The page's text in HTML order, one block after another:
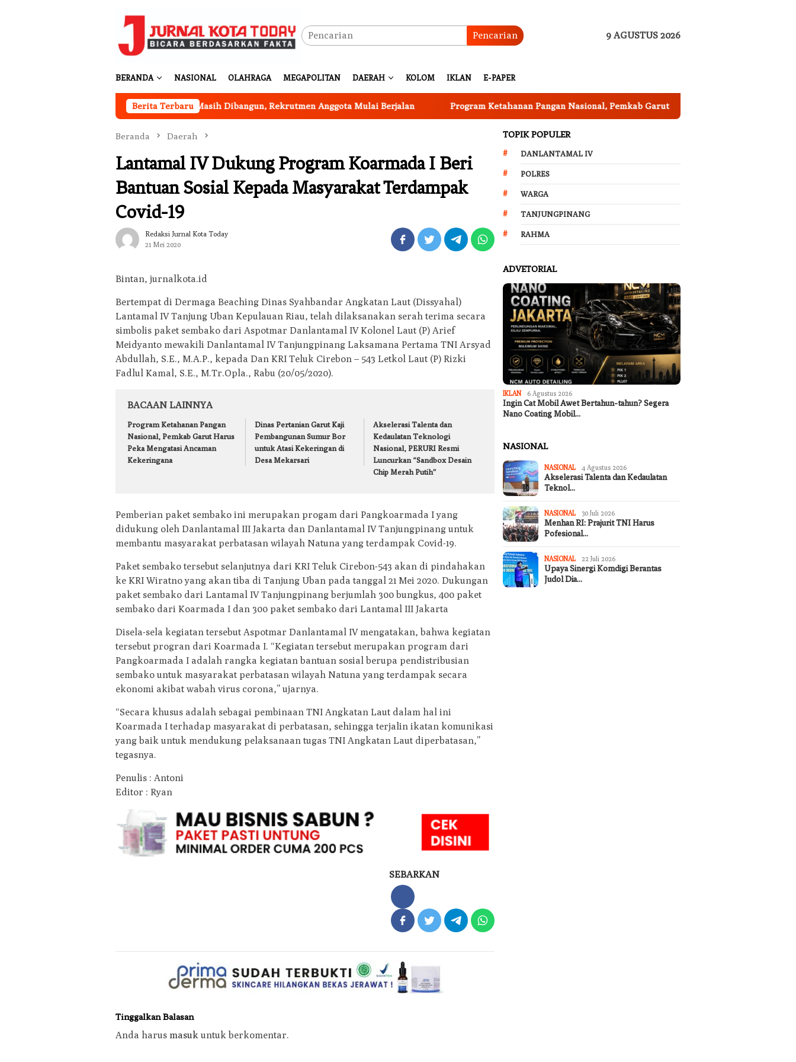
Pencarian 9 AGUSTUS 2026
BERANDA NASIONAL OLAHRAGA MEGAPOLITAN DAERAH KOLOM IKLAN E-PAPER
Berita Terbaru
Merah Putih Desa Sukakarya Masih Dibangun, Rekrutmen Anggota Mulai Berjalan Program Ketahanan Pangan Nasional, Pemkab Garut Harus Peka Mengatasi Ancaman
Beranda Daerah
Lantamal IV Dukung Program Koarmada I Beri
Bantuan Sosial Kepada Masyarakat Terdampak
Covid-19
Redaksi Jurnal Kota Today
21 Mei 2020
Bintan, jurnalkota.id
Bertempat di Dermaga Beaching Dinas Syahbandar Angkatan Laut (Dissyahal)
Lantamal IV Tanjung Uban Kepulauan Riau, telah dilaksanakan serah terima secara
simbolis paket sembako dari Aspotmar Danlantamal IV Kolonel Laut (P) Arief
Meidyanto mewakili Danlantamal IV Tanjungpinang Laksamana Pertama TNI Arsyad
Abdullah, S.E., M.A.P., kepada Dan KRI Teluk Cirebon – 543 Letkol Laut (P) Rizki
Fadlul Kamal, S.E., M.Tr.Opla., Rabu (20/05/2020).
BACAAN LAINNYA
Program Ketahanan Pangan
Nasional, Pemkab Garut Harus
Peka Mengatasi Ancaman
Kekeringana
Dinas Pertanian Garut Kaji
Pembangunan Sumur Bor
untuk Atasi Kekeringan di
Desa Mekarsari
Akselerasi Talenta dan
Kedaulatan Teknologi
Nasional, PERURI Resmi
Luncurkan “Sandbox Desain
Chip Merah Putih”
Pemberian paket sembako ini merupakan progam dari Pangkoarmada I yang
didukung oleh Danlantamal III Jakarta dan Danlantamal IV Tanjungpinang untuk
membantu masyarakat perbatasan wilayah Natuna yang terdampak Covid-19.
Paket sembako tersebut selanjutnya dari KRI Teluk Cirebon-543 akan di pindahakan
ke KRI Wiratno yang akan tiba di Tanjung Uban pada tanggal 21 Mei 2020. Dukungan
paket sembako dari Lantamal IV Tanjungpinang berjumlah 300 bungkus, 400 paket
sembako dari Koarmada I dan 300 paket sembako dari Lantamal III Jakarta
Disela-sela kegiatan tersebut Aspotmar Danlantamal IV mengatakan, bahwa kegiatan
tersebut progran dari Koarmada I. “Kegiatan tersebut merupakan program dari
Pangkoarmada I adalah rangka kegiatan bantuan sosial berupa pendistribusian
sembako untuk masyarakat perbatasan wilayah Natuna yang terdampak secara
ekonomi akibat wabah virus corona,” ujarnya.
“Secara khusus adalah sebagai pembinaan TNI Angkatan Laut dalam hal ini
Koarmada I terhadap masyarakat di perbatasan, sehingga terjalin ikatan komunikasi
yang baik untuk mendukung pelaksanaan tugas TNI Angkatan Laut diperbatasan,”
tegasnya.
Penulis : Antoni
Editor : Ryan
SEBARKAN
Tinggalkan Balasan
Anda harus masuk untuk berkomentar.
TOPIK POPULER
DANLANTAMAL IV
POLRES
WARGA
TANJUNGPINANG
RAHMA
ADVETORIAL
IKLAN 6 Agustus 2026
Ingin Cat Mobil Awet Bertahun-tahun? Segera
Nano Coating Mobil…
NASIONAL
NASIONAL 4 Agustus 2026
Akselerasi Talenta dan Kedaulatan
Teknol…
NASIONAL 30 Juli 2026
Menhan RI: Prajurit TNI Harus
Pofesional…
NASIONAL 22 Juli 2026
Upaya Sinergi Komdigi Berantas
Judol Dia…